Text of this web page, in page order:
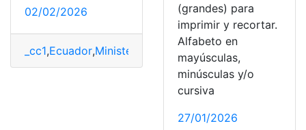
02/02/2026
_cc1,Ecuador,Ministerio de transporte Red vial
(grandes) para
imprimir y recortar.
Alfabeto en
mayúsculas,
minúsculas y/o
cursiva
27/01/2026